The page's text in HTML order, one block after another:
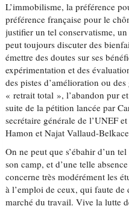
L’immobilisme, la préférence
préférence française pour le
justifier un tel conservatisme,
peut toujours discuter des
émettre des doutes sur ses
expérimentation et des
des pistes d’amélioration ou
« retrait total », l’abandon pur
suite de la pétition lancée par
secrétaire générale de l’UNEF
Hamon et Najat Vallaud-
On ne peut que s’ébahir d’un
son camp, et d’une telle
concerne très modérément les
à l’emploi de ceux, qui faute
marché du travail. Vive la lutte